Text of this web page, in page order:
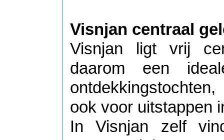
Visnjan centraal
Visnjan ligt vrij
daarom een
ook voor uitstappen
In Visnjan zelf